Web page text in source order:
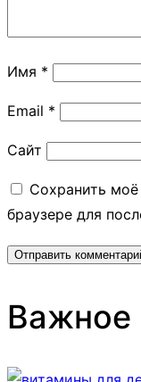
Имя *
Email *
Сайт
Сохранить
браузере для
Важное